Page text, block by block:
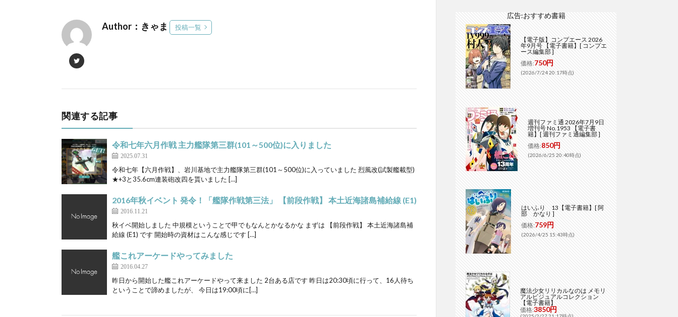
Author：きゃま 投稿一覧
関連する記事
令和七年六月作戦 主力艦隊第三群(101～500位)に入りました
2025.07.31
令和七年【六月作戦】、岩川基地で主力艦隊第三群(101～500位)に入っていました 烈風改(試製艦載型)
★+3と35.6cm連装砲改四を貰いました […]
2016年秋イベント 発令！「艦隊作戦第三法」 【前段作戦】 本土近海諸島補給線 (E1)
2016.11.21
秋イベ開始しました 中規模ということで甲でもなんとかなるかな まずは 【前段作戦】 本土近海諸島補
給線 (E1) です 開始時の資材はこんな感じです […]
艦これアーケードやってみました
2016.04.27
昨日から開始した艦これアーケードやって来ました 2台ある店です 昨日は20:30頃に行って、16人待ち
ということで諦めましたが、 今日は19:00頃に[…]
広告:おすすめ書籍
【電子版】コンプエース 2026
年9月号 【電子書籍】[ コンプエ
ース編集部 ]
価格:750円
(2026/7/24 20:17時点)
週刊ファミ通 2026年7月9日
増刊号 No.1953 【電子書
籍】[ 週刊ファミ通編集部 ]
価格:850円
(2026/6/25 20:40時点)
はいふり 13【電子書籍】[ 阿
部 かなり ]
価格:759円
(2026/4/25 15:43時点)
魔法少女リリカルなのは メモリ
アルビジュアルコレクション
【電子書籍】
価格:3850円